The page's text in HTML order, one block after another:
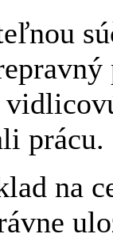
prácu.
na